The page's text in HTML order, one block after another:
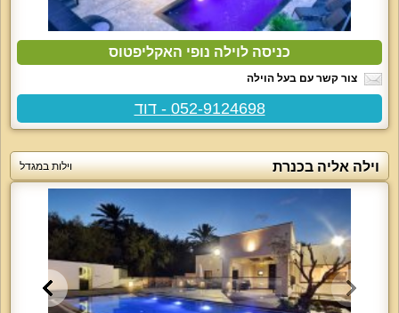
כניסה לוילה נופי האקליפטוס
צור קשר עם בעל הוילה
052-9124698 - דוד
וילה אליה בכנרת וילות במגדל